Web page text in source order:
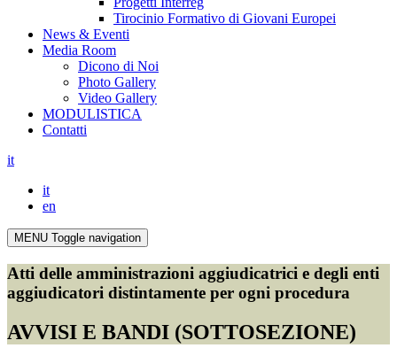
Tirocinio Formativo di Giovani Europei
News & Eventi
Media Room
Dicono di Noi
Photo Gallery
Video Gallery
MODULISTICA
Contatti
it
it
en
MENU Toggle navigation
Atti delle amministrazioni aggiudicatrici e degli enti
aggiudicatori distintamente per ogni procedura
AVVISI E BANDI (SOTTOSEZIONE)